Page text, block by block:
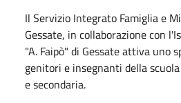
Il Servizio Integrato Famiglia e
Gessate, in collaborazione con
"A. Faipò" di Gessate attiva uno
genitori e insegnanti della
e secondaria.